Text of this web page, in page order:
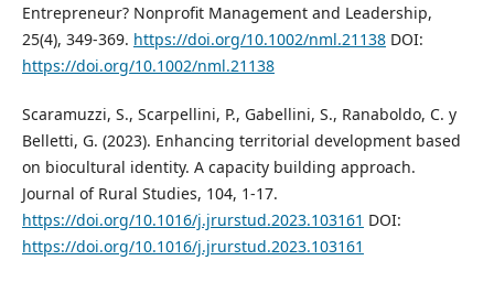
Entrepreneur? Nonprofit Management and Leadership,
25(4), 349-369. https://doi.org/10.1002/nml.21138DOI:
https://doi.org/10.1002/nml.21138
Scaramuzzi, S., Scarpellini, P., Gabellini, S., Ranaboldo, C. y
Belletti, G. (2023). Enhancing territorial development based
on biocultural identity. A capacity building approach.
Journal of Rural Studies, 104, 1-17.
https://doi.org/10.1016/j.jrurstud.2023.103161 DOI:
https://doi.org/10.1016/j.jrurstud.2023.103161